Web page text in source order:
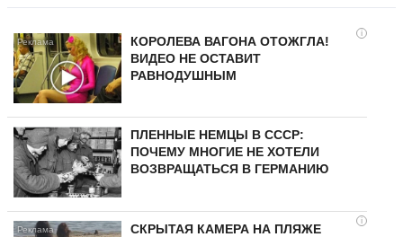
i
КОРОЛЕВА ВАГОНА ОТОЖГЛА!
ВИДЕО НЕ ОСТАВИТ
РАВНОДУШНЫМ
ПЛЕННЫЕ НЕМЦЫ В СССР:
ПОЧЕМУ МНОГИЕ НЕ ХОТЕЛИ
ВОЗВРАЩАТЬСЯ В ГЕРМАНИЮ
i
СКРЫТАЯ КАМЕРА НА ПЛЯЖЕ